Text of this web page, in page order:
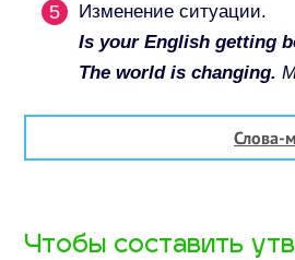
Изменение ситуации.
Is your English getting
The world is changing.
Слова-
Чтобы составить